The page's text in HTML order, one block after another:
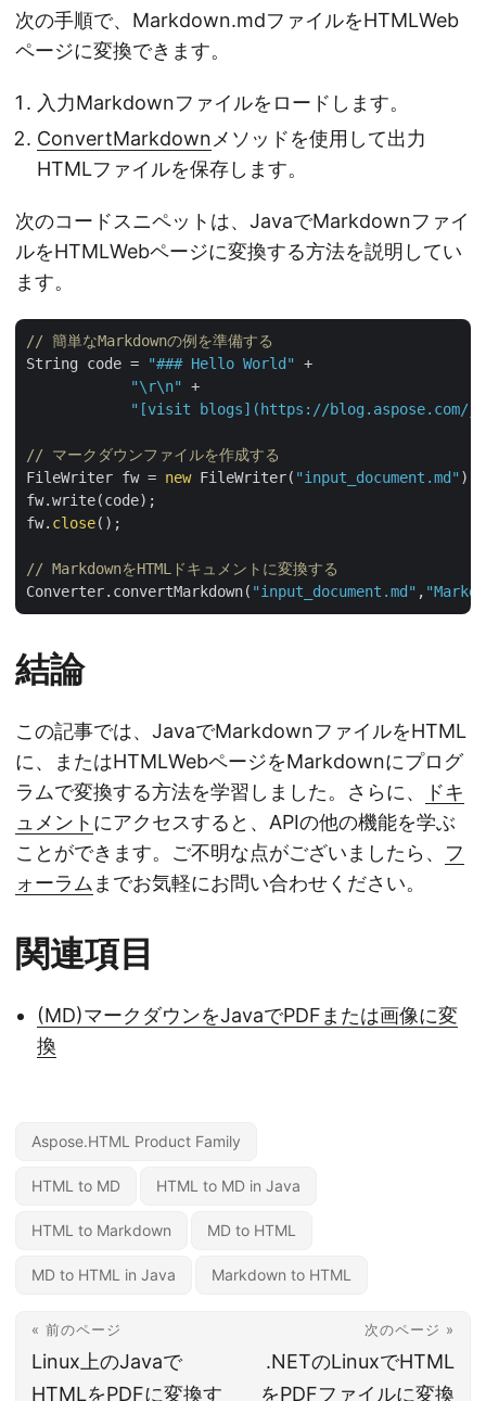
次の手順で、Markdown.mdファイルをHTMLWeb
ページに変換できます。
入力Markdownファイルをロードします。
ConvertMarkdown メソッドを使用して出力
HTMLファイルを保存します。
次のコードスニペットは、JavaでMarkdownファイ
ルをHTMLWebページに変換する方法を説明してい
ます。
// 簡単なMarkdownの例を準備する
String code =
"### Hello World"
+
"\r\n"
+
"[visit blogs](https://blog.aspose.com/
// マークダウンファイルを作成する
FileWriter fw = new FileWriter( "input_document.md" );
fw.write(code);
fw. close();
// MarkdownをHTMLドキュメントに変換する
Converter.convertMarkdown( "input_document.md" ,
結論
この記事では、JavaでMarkdownファイルをHTML
に、またはHTMLWebページをMarkdownにプログ
ラムで変換する方法を学習しました。さらに、
ドキ
ュメント にアクセスすると、APIの他の機能を学ぶ
ことができます。ご不明な点がございましたら、 フ
ォーラム までお気軽にお問い合わせください。
関連項目
(MD)マークダウンをJavaでPDFまたは画像に変
換
Aspose.HTML Product Family
HTML to MD HTML to MD in Java
HTML to Markdown MD to HTML
MD to HTML in Java Markdown to HTML
« 前のページ
Linux上のJavaで
HTMLをPDFに変換す
次のページ »
.NETのLinuxでHTML
をPDFファイルに変換